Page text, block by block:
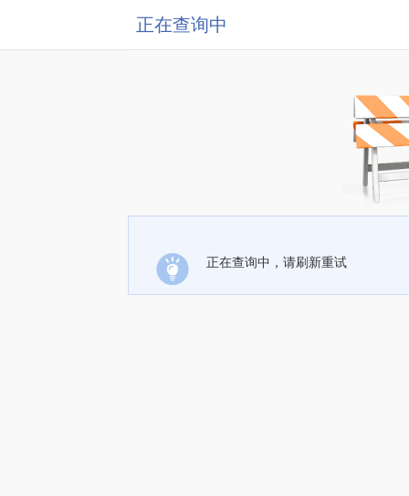
正在查询中
正在查询中，请刷新重试